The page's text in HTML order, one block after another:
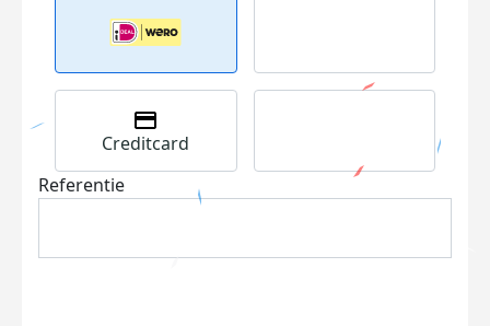
Creditcard
Referentie